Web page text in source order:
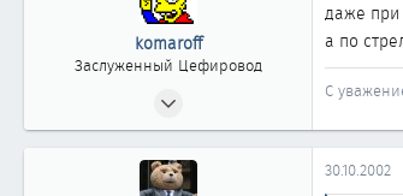
komaroff
Заслуженный Цефировод
1 522
даже при
а по
С
30.10.2002